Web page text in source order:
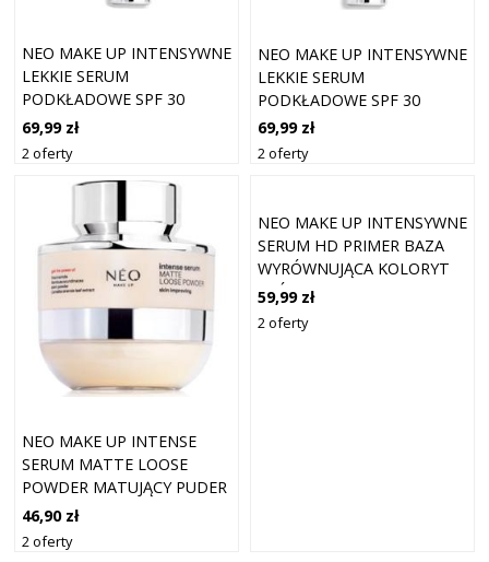
NEO MAKE UP INTENSYWNE
LEKKIE SERUM
PODKŁADOWE SPF 30
KOLOR 04 PIASEK 30 ML
69,99 zł
2 oferty
NEO MAKE UP INTENSYWNE
LEKKIE SERUM
PODKŁADOWE SPF 30
KOLOR 06 KARMEL 30 ML
69,99 zł
2 oferty
NEO MAKE UP INTENSE
SERUM MATTE LOOSE
POWDER MATUJĄCY PUDER
SYPKI 10 G
46,90 zł
2 oferty
NEO MAKE UP INTENSYWNE
SERUM HD PRIMER BAZA
WYRÓWNUJĄCA KOLORYT
SKÓRY SPF 20 30 ML
59,99 zł
2 oferty